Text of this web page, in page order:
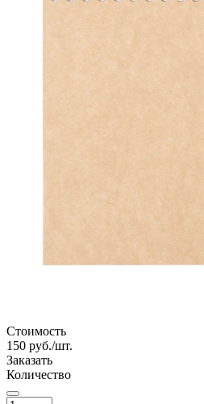
Стоимость
150 руб./шт.
Заказать
Количество